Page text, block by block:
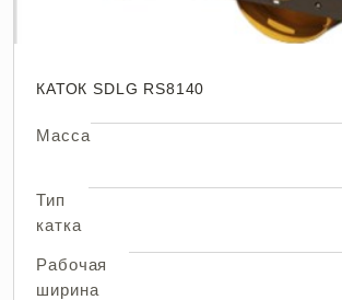
КАТОК SDLG RS8140
Масса
Тип
катка
Рабочая
ширина